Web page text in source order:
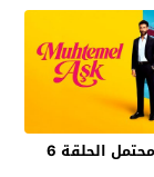
مسلسل حب محتمل الحلقة 6